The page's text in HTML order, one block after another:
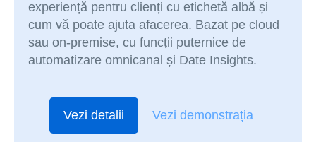
experiență pentru clienți cu etichetă albă și
cum vă poate ajuta afacerea. Bazat pe cloud
sau on-premise, cu funcții puternice de
automatizare omnicanal și Date Insights.
Vezi detalii Vezi demonstrația